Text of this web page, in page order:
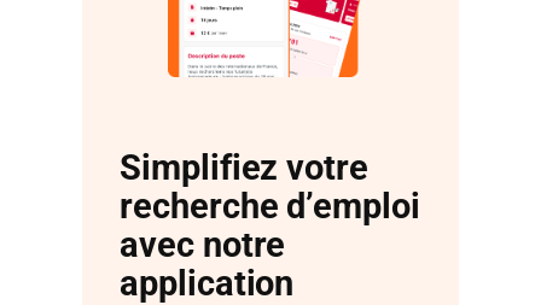
Simplifiez votre
recherche d’emploi
avec notre
application